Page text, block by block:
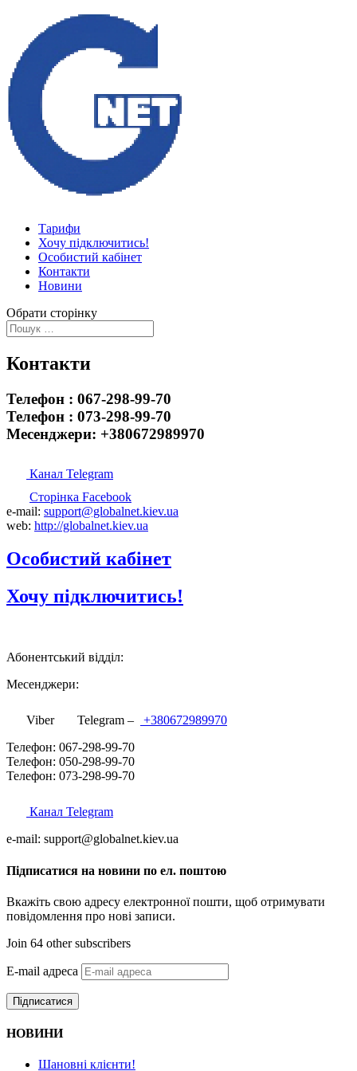
Тарифи
Хочу підключитись!
Особистий кабінет
Контакти
Новини
Обрати сторінку
Контакти
Телефон : 067-298-99-70
Телефон : 073-298-99-70
Месенджери: +380672989970
Канал Telegram
Сторінка Facebook
e-mail: support@globalnet.kiev.ua
web: http://globalnet.kiev.ua
Oсобистий кабінет
Хочу підключитись!
Абонентський відділ:
Месенджери:
Viber Telegram –
+380672989970
Телефон: 067-298-99-70
Телефон: 050-298-99-70
Телефон: 073-298-99-70
Канал Telegram
e-mail: support@globalnet.kiev.ua
Підписатися на новини по ел. поштою
Вкажіть свою адресу електронної пошти, щоб отримувати
повідомлення про нові записи.
Join 64 other subscribers
E-mail адреса
Підписатися
НОВИНИ
Шановні клієнти!